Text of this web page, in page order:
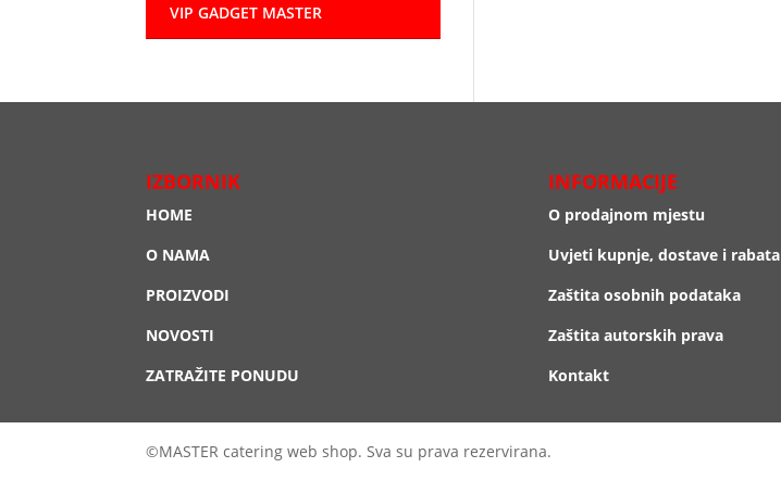
VIP GADGET MASTER
IZBORNIK
HOME
O NAMA
PROIZVODI
NOVOSTI
ZATRAŽITE PONUDU
INFORMACIJE
O prodajnom mjestu
Uvjeti kupnje, dostave i rabata
Zaštita osobnih podataka
Zaštita autorskih prava
Kontakt
©MASTER catering web shop. Sva su prava rezervirana.